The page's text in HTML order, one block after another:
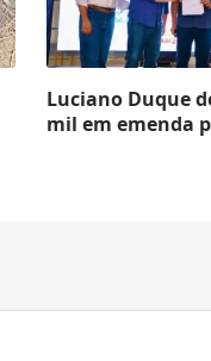
Luciano Duque
mil em emenda